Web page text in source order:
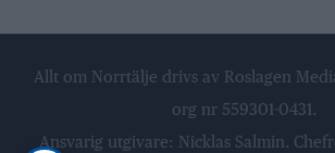
Allt om Norrtälje drivs av Roslagen
org nr 559301-0431.
Ansvarig utgivare: Nicklas Salmin.